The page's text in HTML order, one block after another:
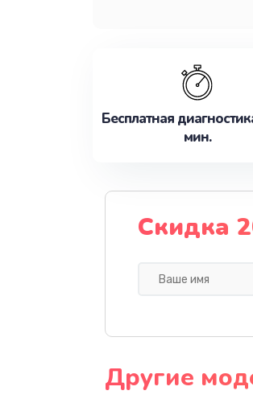
Бесплатная
мин.
Скидка
Другие